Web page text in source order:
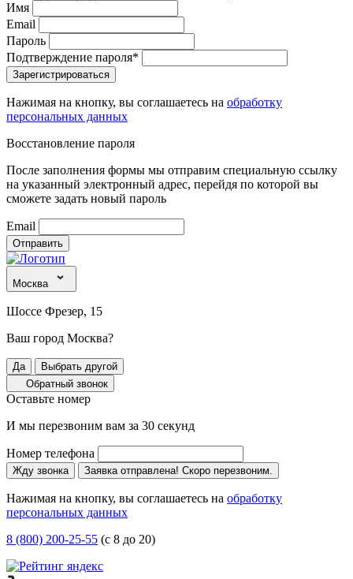
Имя
Email
Пароль
Подтверждение пароля*
Зарегистрироваться
Нажимая на кнопку, вы соглашаетесь на обработку
персональных данных
Восстановление пароля
После заполнения формы мы отправим специальную ссылку
на указанный электронный адрес, перейдя по которой вы
сможете задать новый пароль
Email
Отправить
Москва
Шоссе Фрезер, 15
Ваш город Москва?
Да
Выбрать другой
Обратный звонок
Оставьте номер
И мы перезвоним вам за 30 секунд
Номер телефона
Жду звонка Заявка отправлена! Скоро перезвоним.
Нажимая на кнопку, вы соглашаетесь на обработку
персональных данных
8 (800) 200-25-55 (с 8 до 20)